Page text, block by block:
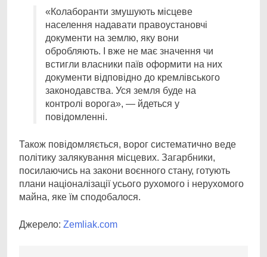
«Колаборанти змушують місцеве
населення надавати правоустановчі
документи на землю, яку вони
обробляють. І вже не має значення чи
встигли власники паїв оформити на них
документи відповідно до кремлівського
законодавства. Уся земля буде на
контролі ворога», — йдеться у
повідомленні.
Також повідомляється, ворог систематично веде
політику залякування місцевих. Загарбники,
посилаючись на закони воєнного стану, готують
плани націоналізації усього рухомого і нерухомого
майна, яке їм сподобалося.
Джерело: Zemliak.com